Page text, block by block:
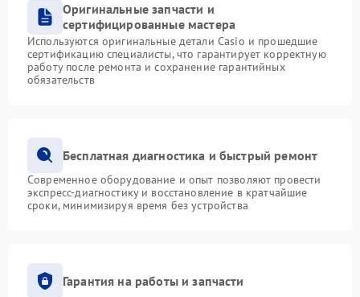
Оригинальные запчасти и
сертифицированные мастера
Используются оригинальные детали Casio и прошедшие
сертификацию специалисты, что гарантирует корректную
работу после ремонта и сохранение гарантийных
обязательств
Бесплатная диагностика и быстрый ремонт
Современное оборудование и опыт позволяют провести
экспресс-диагностику и восстановление в кратчайшие
сроки, минимизируя время без устройства
Гарантия на работы и запчасти